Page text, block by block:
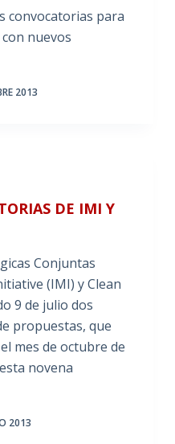
convocatorias para
nuevos
2013
DE IMI Y
Conjuntas
(IMI) y Clean
9 de julio dos
propuestas, que
mes de octubre de
novena
2013